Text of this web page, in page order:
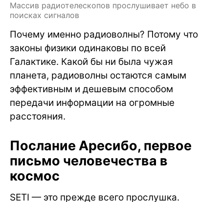
Массив радиотелескопов прослушивает небо в
поисках сигналов
Почему именно радиоволны? Потому что
законы физики одинаковы по всей
Галактике. Какой бы ни была чужая
планета, радиоволны остаются самым
эффективным и дешевым способом
передачи информации на огромные
расстояния.
Послание Аресибо, первое
письмо человечества в
космос
SETI — это прежде всего прослушка.